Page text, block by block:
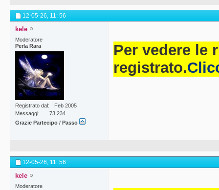
12-05-26, 11: 56
kele
Moderatore
Perla Rara
Registrato dal
Feb 2005
Messaggi
73,234
Grazie Partecipo / Passo
Per vedere le
registrato.
12-05-26, 11: 56
kele
Moderatore